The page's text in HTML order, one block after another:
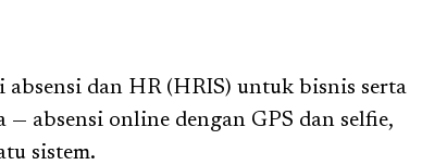
dan HR (HRIS) untuk bisnis serta
absensi online dengan GPS dan selfie,
sistem.